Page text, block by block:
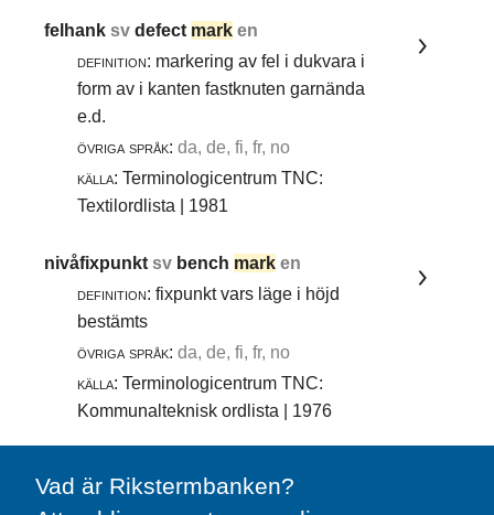
felhanksvdefect mark en
definition: markering av fel i dukvara i
form av i kanten fastknuten garnända
e.d.
övriga språk: da, de, fi, fr, no
källa: Terminologicentrum TNC:
Textilordlista | 1981
nivåfixpunktsv bench mark en
definition: fixpunkt vars läge i höjd
bestämts
övriga språk: da, de, fi, fr, no
källa: Terminologicentrum TNC:
Kommunalteknisk ordlista | 1976
Vad är Rikstermbanken?